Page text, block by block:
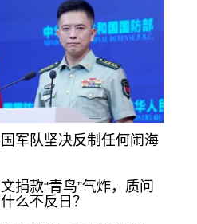
军队坚决反制任何闹海
捐款“青鸟”气炸，质问
么不反日？